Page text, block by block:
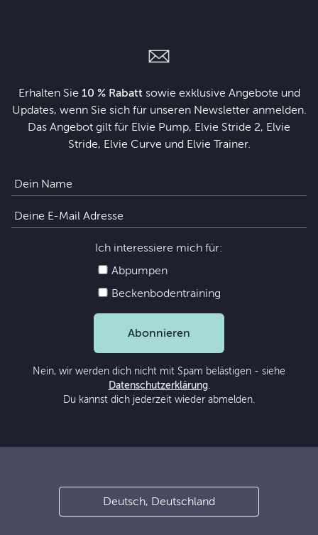
Erhalten Sie 10 % Rabattsowie exklusive Angebote und
Updates, wenn Sie sich für unseren Newsletter anmelden.
Das Angebot gilt für Elvie Pump, Elvie Stride 2, Elvie
Stride, Elvie Curve und Elvie Trainer.
Ich interessiere mich für:
Abpumpen
Beckenbodentraining
Abonnieren
Nein, wir werden dich nicht mit Spam belästigen - siehe
Datenschutzerklärung.
Du kannst dich jederzeit wieder abmelden.
Deutsch, Deutschland